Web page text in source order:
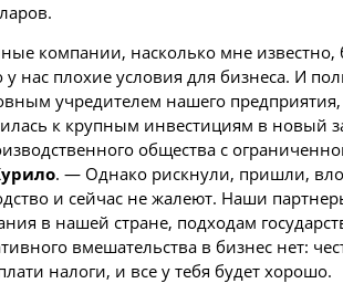
компании, насколько мне известно,
нас плохие условия для бизнеса. И
учредителем нашего
к крупным инвестициям в новый
общества с
. — Однако рискнули, пришли,
и сейчас не жалеют. Наши
в нашей стране, подходам
вмешательства в бизнес нет:
налоги, и все у тебя будет хорошо.